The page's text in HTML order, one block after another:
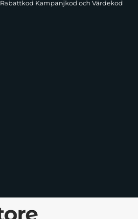
Rabattkod Kampanjkod och Värdekod